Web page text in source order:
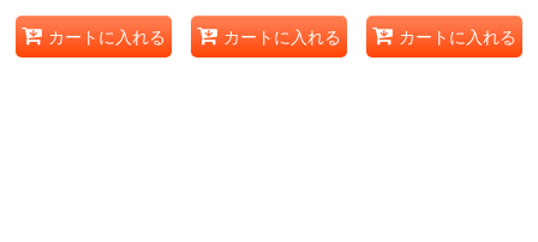
カートに入れる カートに入れる カートに入れる